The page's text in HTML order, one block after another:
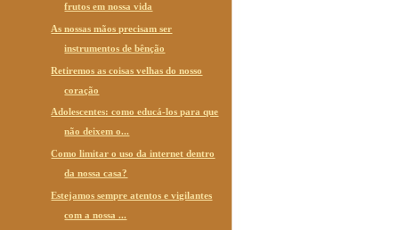
frutos em nossa vida
As nossas mãos precisam ser
instrumentos de bênção
Retiremos as coisas velhas do nosso
coração
Adolescentes: como educá-los para que
não deixem o...
Como limitar o uso da internet dentro
da nossa casa?
Estejamos sempre atentos e vigilantes
com a nossa ...